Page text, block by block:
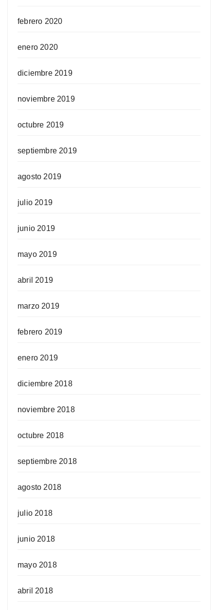
febrero 2020
enero 2020
diciembre 2019
noviembre 2019
octubre 2019
septiembre 2019
agosto 2019
julio 2019
junio 2019
mayo 2019
abril 2019
marzo 2019
febrero 2019
enero 2019
diciembre 2018
noviembre 2018
octubre 2018
septiembre 2018
agosto 2018
julio 2018
junio 2018
mayo 2018
abril 2018